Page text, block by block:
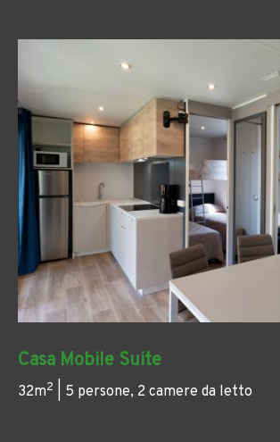
Casa Mobile Suite
32m2 | 5 persone, 2 camere da letto